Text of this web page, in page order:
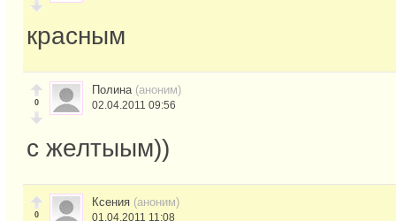
красным
0
Полина (аноним)
02.04.2011 09:56
с желтыым))
0
Ксения (аноним)
01.04.2011 11:08